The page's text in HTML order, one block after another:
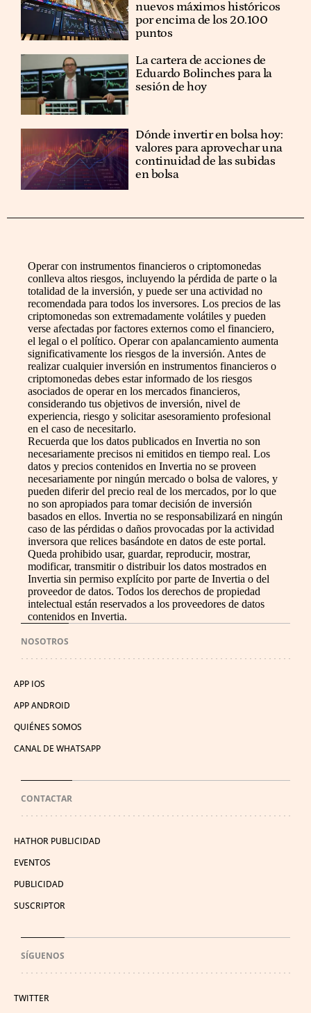
nuevos máximos históricos
por encima de los 20.100
puntos
La cartera de acciones de
Eduardo Bolinches para la
sesión de hoy
Dónde invertir en bolsa hoy:
valores para aprovechar una
continuidad de las subidas
en bolsa
Operar con instrumentos financieros o criptomonedas
conlleva altos riesgos, incluyendo la pérdida de parte o la
totalidad de la inversión, y puede ser una actividad no
recomendada para todos los inversores. Los precios de las
criptomonedas son extremadamente volátiles y pueden
verse afectadas por factores externos como el financiero,
el legal o el político. Operar con apalancamiento aumenta
significativamente los riesgos de la inversión. Antes de
realizar cualquier inversión en instrumentos financieros o
criptomonedas debes estar informado de los riesgos
asociados de operar en los mercados financieros,
considerando tus objetivos de inversión, nivel de
experiencia, riesgo y solicitar asesoramiento profesional
en el caso de necesitarlo.
Recuerda que los datos publicados en Invertia no son
necesariamente precisos ni emitidos en tiempo real. Los
datos y precios contenidos en Invertia no se proveen
necesariamente por ningún mercado o bolsa de valores, y
pueden diferir del precio real de los mercados, por lo que
no son apropiados para tomar decisión de inversión
basados en ellos. Invertia no se responsabilizará en ningún
caso de las pérdidas o daños provocadas por la actividad
inversora que relices basándote en datos de este portal.
Queda prohibido usar, guardar, reproducir, mostrar,
modificar, transmitir o distribuir los datos mostrados en
Invertia sin permiso explícito por parte de Invertia o del
proveedor de datos. Todos los derechos de propiedad
intelectual están reservados a los proveedores de datos
contenidos en Invertia.
NOSOTROS
APP IOS
APP ANDROID
QUIÉNES SOMOS
CANAL DE WHATSAPP
CONTACTAR
HATHOR PUBLICIDAD
EVENTOS
PUBLICIDAD
SUSCRIPTOR
SÍGUENOS
TWITTER